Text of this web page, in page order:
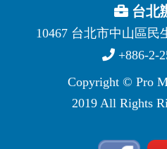
台北
10467 台北市中山區民
+886-2-
Copyright © Pro
2019 All Rights